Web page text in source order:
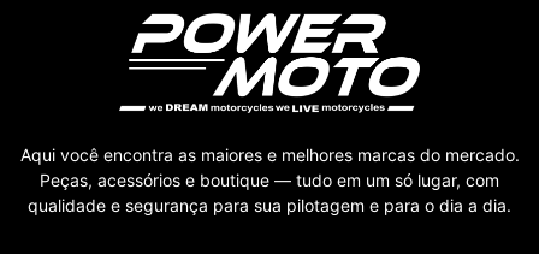
Aqui você encontra as maiores e melhores marcas do mercado.
Peças, acessórios e boutique — tudo em um só lugar, com
qualidade e segurança para sua pilotagem e para o dia a dia.